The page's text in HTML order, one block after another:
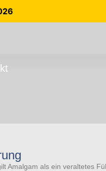
Amalgam als ein veraltetes